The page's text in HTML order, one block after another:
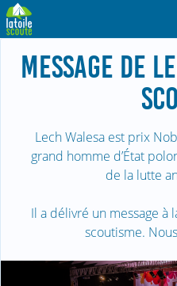
MESSAGE DE
Lech Walesa est prix
grand homme d’État
de la lutte
Il a délivré un message
scoutisme.